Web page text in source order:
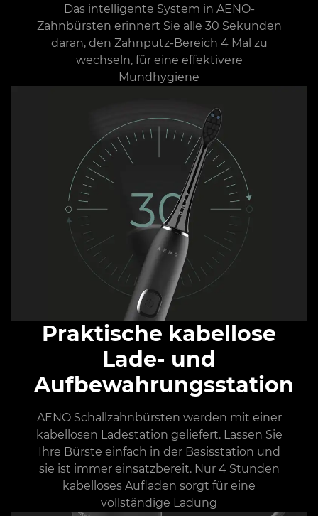
Das intelligente System in AENO-
Zahnbürsten erinnert Sie alle 30 Sekunden
daran, den Zahnputz-Bereich 4 Mal zu
wechseln, für eine effektivere
Mundhygiene
Praktische kabellose
Lade- und
Aufbewahrungsstation
AENO Schallzahnbürsten werden mit einer
kabellosen Ladestation geliefert. Lassen Sie
Ihre Bürste einfach in der Basisstation und
sie ist immer einsatzbereit. Nur 4 Stunden
kabelloses Aufladen sorgt für eine
vollständige Ladung